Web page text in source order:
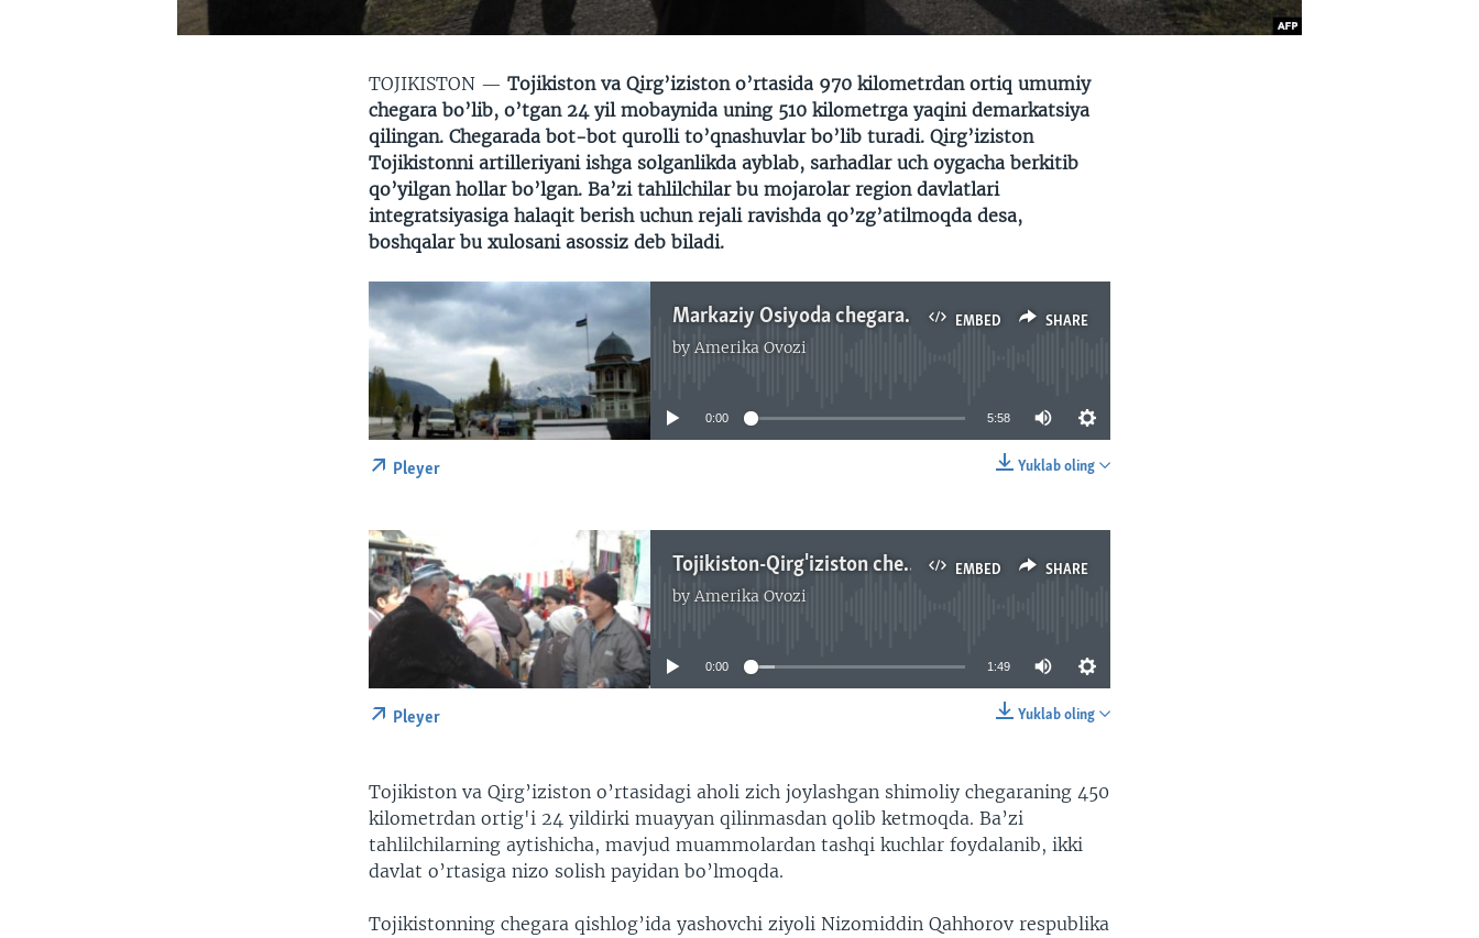
TOJIKISTON —Tojikiston va Qirg’iziston o’rtasida 970 kilometrdan ortiq umumiy
chegara bo’lib, o’tgan 24 yil mobaynida uning 510 kilometrga yaqini demarkatsiya
qilingan. Chegarada bot-bot qurolli to’qnashuvlar bo’lib turadi. Qirg’iziston
Tojikistonni artilleriyani ishga solganlikda ayblab, sarhadlar uch oygacha berkitib
qo’yilgan hollar bo’lgan. Ba’zi tahlilchilar bu mojarolar region davlatlari
integratsiyasiga halaqit berish uchun rejali ravishda qo’zg’atilmoqda desa,
boshqalar bu xulosani asossiz deb biladi.
EMBED SHARE
Markaziy Osiyoda chegaraviy nizolarni qo'zg'ayotgan kim? Ravshan Shams lavhasi
byAmerika Ovozi
No media source currently available
0:00 5:58
Yuklab oling
Pleyer
EMBED SHARE
Tojikiston-Qirg'iziston chegarasini demarkatsiya qilishga doir uchrashuv o'tdi - Ravshan Shams
byAmerika Ovozi
No media source currently available
0:00 1:49
Yuklab oling
Pleyer
Tojikiston va Qirg’iziston o’rtasidagi aholi zich joylashgan shimoliy chegaraning 450
kilometrdan ortig'i 24 yildirki muayyan qilinmasdan qolib ketmoqda. Ba’zi
tahlilchilarning aytishicha, mavjud muammolardan tashqi kuchlar foydalanib, ikki
davlat o’rtasiga nizo solish payidan bo’lmoqda.
Tojikistonning chegara qishlog’ida yashovchi ziyoli Nizomiddin Qahhorov respublika